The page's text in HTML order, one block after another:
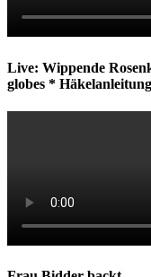
Live: Wippende
globes *